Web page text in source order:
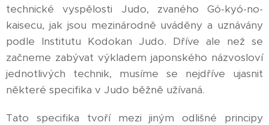
technické vyspělosti Judo, zvaného Gó-kyó-no-
kaisecu, jak jsou mezinárodně uváděny a uznávány
podle Institutu Kodokan Judo. Dříve ale než se
začneme zabývat výkladem japonského názvosloví
jednotlivých technik, musíme se nejdříve ujasnit
některé specifika v Judo běžně užívaná.
Tato specifika tvoří mezi jiným odlišné principy